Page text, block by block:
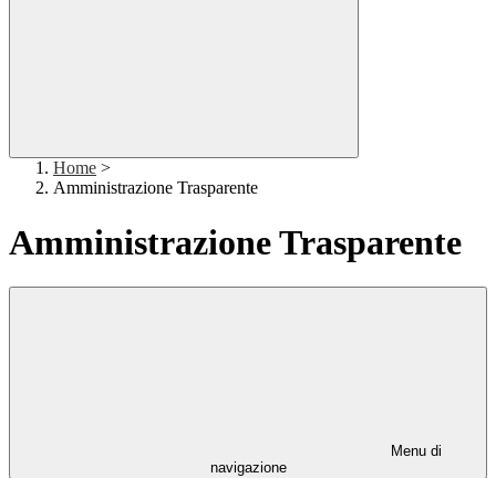
Home >
Amministrazione Trasparente
Amministrazione Trasparente
Menu di
navigazione